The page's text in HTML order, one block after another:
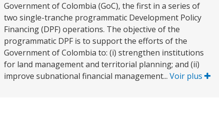
Government of Colombia (GoC), the first in a series of
two single-tranche programmatic Development Policy
Financing (DPF) operations. The objective of the
programmatic DPF is to support the efforts of the
Government of Colombia to: (i) strengthen institutions
for land management and territorial planning; and (ii)
improve subnational financial management... Voir plus